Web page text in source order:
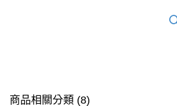
商品相關分類 (8)